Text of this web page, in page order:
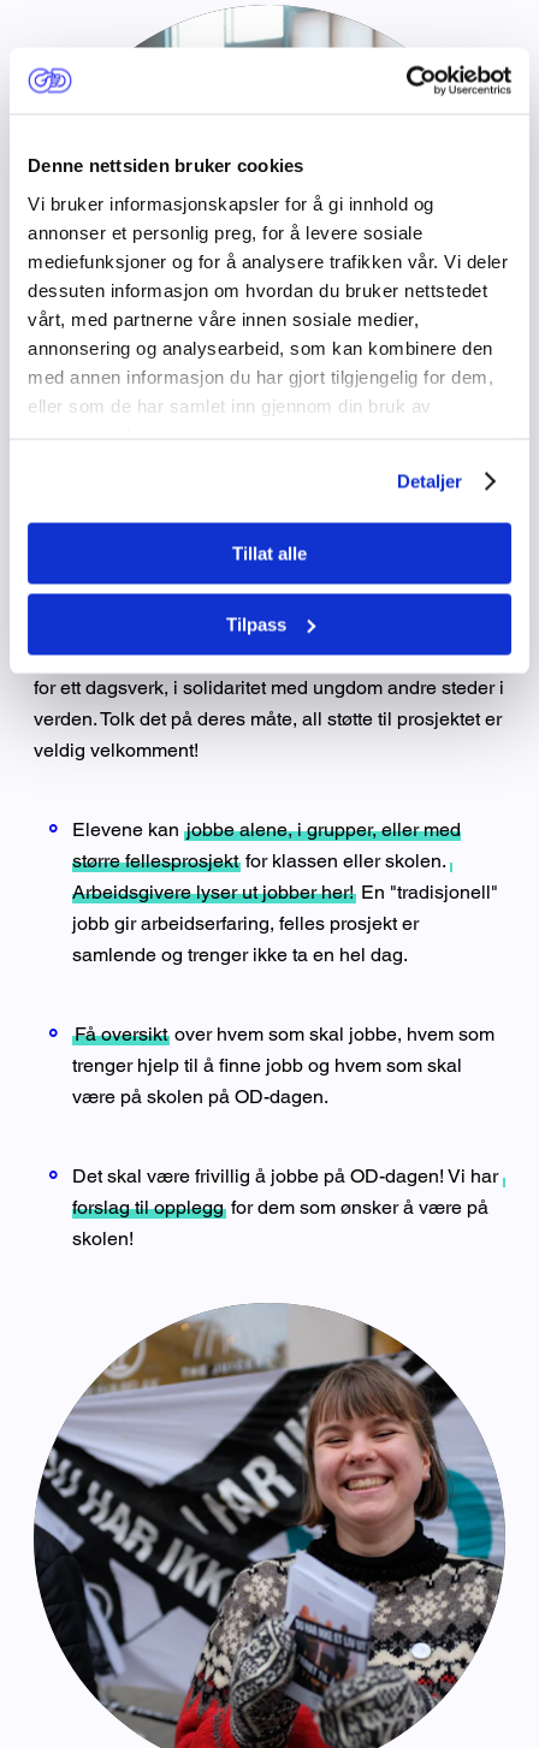
Denne nettsiden bruker cookies
Vi bruker informasjonskapsler for å gi innhold og
annonser et personlig preg, for å levere sosiale
mediefunksjoner og for å analysere trafikken vår. Vi deler
dessuten informasjon om hvordan du bruker nettstedet
vårt, med partnerne våre innen sosiale medier,
annonsering og analysearbeid, som kan kombinere den
med annen informasjon du har gjort tilgjengelig for dem,
eller som de har samlet inn gjennom din bruk av
Detaljer
Tillat alle
Tilpass
Urtanken (okay, vi er bare 61 år, men du skjønner) er at
elevene donerer én dag av sin undervisning, til fordel
for ett dagsverk, i solidaritet med ungdom andre steder i
verden. Tolk det på deres måte, all støtte til prosjektet er
veldig velkomment!
Elevene kan jobbe alene, i grupper, eller med
større fellesprosjekt for klassen eller skolen.
Arbeidsgivere lyser ut jobber her! En "tradisjonell"
jobb gir arbeidserfaring, felles prosjekt er
samlende og trenger ikke ta en hel dag.
Få oversikt over hvem som skal jobbe, hvem som
trenger hjelp til å finne jobb og hvem som skal
være på skolen på OD-dagen.
Det skal være frivillig å jobbe på OD-dagen! Vi har
forslag til opplegg for dem som ønsker å være på
skolen!